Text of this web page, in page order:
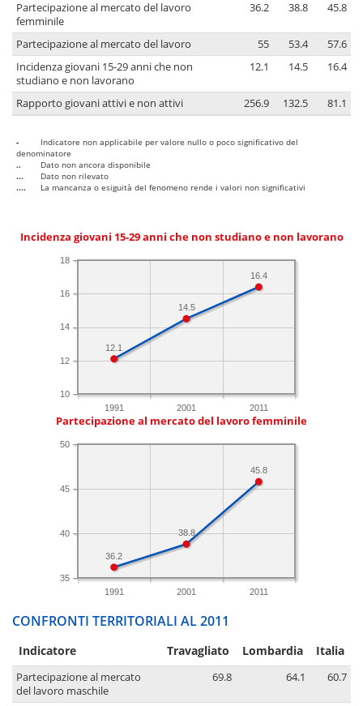
Partecipazione al mercato del lavoro
femminile
36.2 38.8 45.8
Partecipazione al mercato del lavoro 55 53.4
57.6
Incidenza giovani 15-29 anni che non
studiano e non lavorano
12.1 14.5 16.4
Rapporto giovani attivi e non attivi 256.9 132.5 81.1
-
Indicatore non applicabile per valore nullo o poco significativo del
denominatore
..
Dato non ancora disponibile
...
Dato non rilevato
....
La mancanza o esiguità del fenomeno rende i valori non significativi
Incidenza giovani 15-29 anni che non studiano e non lavorano
1991 2001 2011
10
12
14
16
18
16.4
14.5
12.1
Partecipazione al mercato del lavoro femminile
1991 2001 2011
35
40
45
50
45.8
38.8
36.2
CONFRONTI TERRITORIALI AL 2011
Indicatore Travagliato Lombardia Italia
Partecipazione al mercato
del lavoro maschile
69.8 64.1 60.7